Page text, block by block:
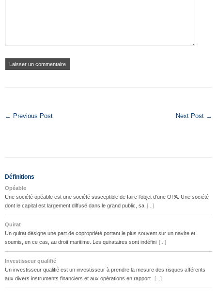
← Previous Post Next Post →
Définitions
Opéable
Une société opéable est une société susceptible de faire l’objet d’une OPA. Une société
dont le capital est largement diffusé dans le grand public, sa [...]
Quirat
Un quirat désigne une part de copropriété portant le plus souvent sur un navire et
soumis, en ce cas, au droit maritime. Les quirataires sont indéfini [...]
Investisseur qualifié
Un investisseur qualifié est un investisseur à prendre la mesure des risques afférents
aux divers instruments financiers et aux opérations en rapport
[...]